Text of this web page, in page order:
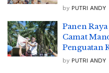
by PUTRI ANDY
Panen
Camat
Penguatan
by PUTRI ANDY